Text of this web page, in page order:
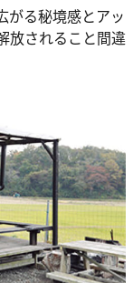
がる秘境感とアッ
放されること間違